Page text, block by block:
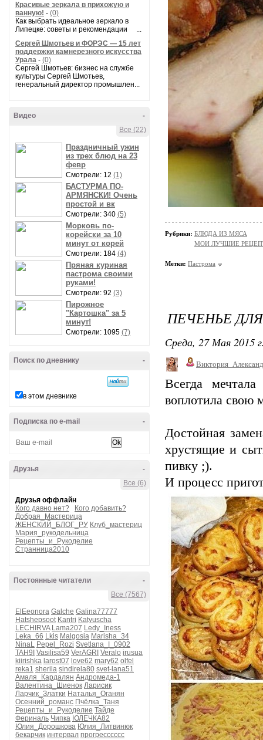
Красивые зеркала в прихожую и
ванную! - (0)
Как выбрать идеальное зеркало в
Липецке: советы и рекомендации ...
Сергей Шмотьев и ФОРЭС — 15 лет
поддержки камнерезного искусства
Урала - (0)
Сергей Шмотьев: бизнес на службе
культуры Сергей Шмотьев,
генеральный директор промышлен...
-
Видео
Все (22)
Праздничный ужин
из трех блюд на 23
февр
Смотрели: 12 (1)
БАСТУРМА ПО-
АРМЯНСКИ! Очень
простой и вк
Смотрели: 340 (5)
Морковь по-
корейски за 10
минут от корей
Смотрели: 184 (4)
Пряная куриная
пастрома своими
руками!
Смотрели: 92 (3)
Пирожное
"Картошка" за 5
минут!
Смотрели: 1095 (7)
-
Поиск по дневнику
в этом дневнике
-
Подписка по e-mail
-
Друзья
Все (6)
Друзья оффлайн
Кого давно нет?
Кого добавить?
Добрая_Мастерица
ЖЕНСКИЙ_БЛОГ_РУ Клуб_мастериц
Мария_рукодельница
Рецепты_и_Рукоделие
Странница2010
-
Постоянные читатели
Все (7567)
ElEeonora Galche Galina77777
Hatshepsoot Kantri Katyuscha
LECHIRVA Lama207 Ledy_Iness
Leka_66 Lkis Malgosia Marisha_34
NinaL Pepel_Rozi Svetlana_I_0902
TAH9I Vasilisa59 VerAGRI Veralo irusua
kiirishka larost07 love62 mary62 olfel
reka1 sherila sindirela80 svet-lana51
Амаля_Кардалян Андромеда-1
Валентина_Шиенок Ларисик
Ларчик_Златки Наталья_Оганян
Осенний_романс Пчёлка_Таня
Рецепты_и_Рукоделие Тайде
Фериналь Чипка ЮЛЕЧКА82
Юлия_Дорошкова Юлия_Литвинюк
бекарчик интервал прогресссссс
Рубрики: БЛЮДА ИЗ МЯСА
МОИ ЛУЧШИЕ
Метки: Пастрома
ПЕЧЕНЬЕ
Среда, 27 Мая 2015
Всегда
воплотила свою
Достойная
хрустящие и
пивку ;).
И процесс